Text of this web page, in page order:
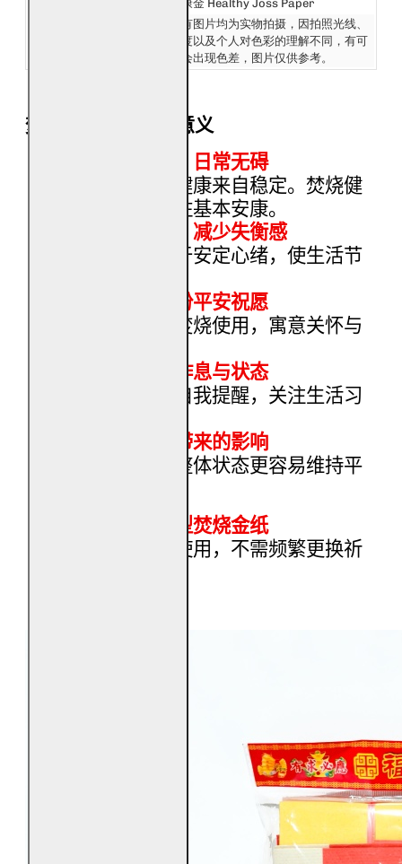
健康金 Healthy Joss Paper
所有图片均为实物拍摄，因拍照光线、
角度以及个人对色彩的理解不同，有可
能会出现色差，图片仅供参考。
焚烧健康金的象征意义
祈愿身体安稳，日常无碍
民俗理解中，健康来自稳定。焚烧健
康金，象征守住基本安康。
调顺身心节奏，减少失衡感
焚烧过程有助于安定心绪，使生活节
为家人送上一份平安祝愿
常用于为家人焚烧使用，寓意关怀与
提醒重视日常作息与状态
健康金亦象征自我提醒，关注生活习
减少无形压力带来的影响
当心念安定，整体状态更容易维持平
作为长期祝愿型焚烧金纸
适合定期焚烧使用，不需频繁更换祈